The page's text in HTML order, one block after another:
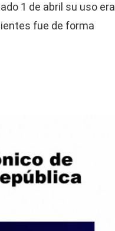
1 de abril su uso era
fue de forma